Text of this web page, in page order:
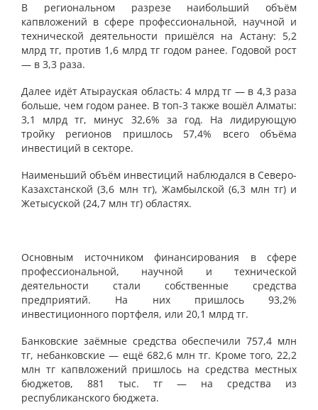
В региональном разрезе наибольший объём
капвложений в сфере профессиональной, научной и
технической деятельности пришёлся на Астану: 5,2
млрд тг, против 1,6 млрд тг годом ранее. Годовой рост
— в 3,3 раза.
Далее идёт Атырауская область: 4 млрд тг — в 4,3 раза
больше, чем годом ранее. В топ-3 также вошёл Алматы:
3,1 млрд тг, минус 32,6% за год. На лидирующую
тройку регионов пришлось 57,4% всего объёма
инвестиций в секторе.
Наименьший объём инвестиций наблюдался в Северо-
Казахстанской (3,6 млн тг), Жамбылской (6,3 млн тг) и
Жетысуской (24,7 млн тг) областях.
Основным источником финансирования в сфере
профессиональной, научной и технической
деятельности стали собственные средства
предприятий. На них пришлось 93,2%
инвестиционного портфеля, или 20,1 млрд тг.
Банковские заёмные средства обеспечили 757,4 млн
тг, небанковские — ещё 682,6 млн тг. Кроме того, 22,2
млн тг капвложений пришлось на средства местных
бюджетов, 881 тыс. тг — на средства из
республиканского бюджета.